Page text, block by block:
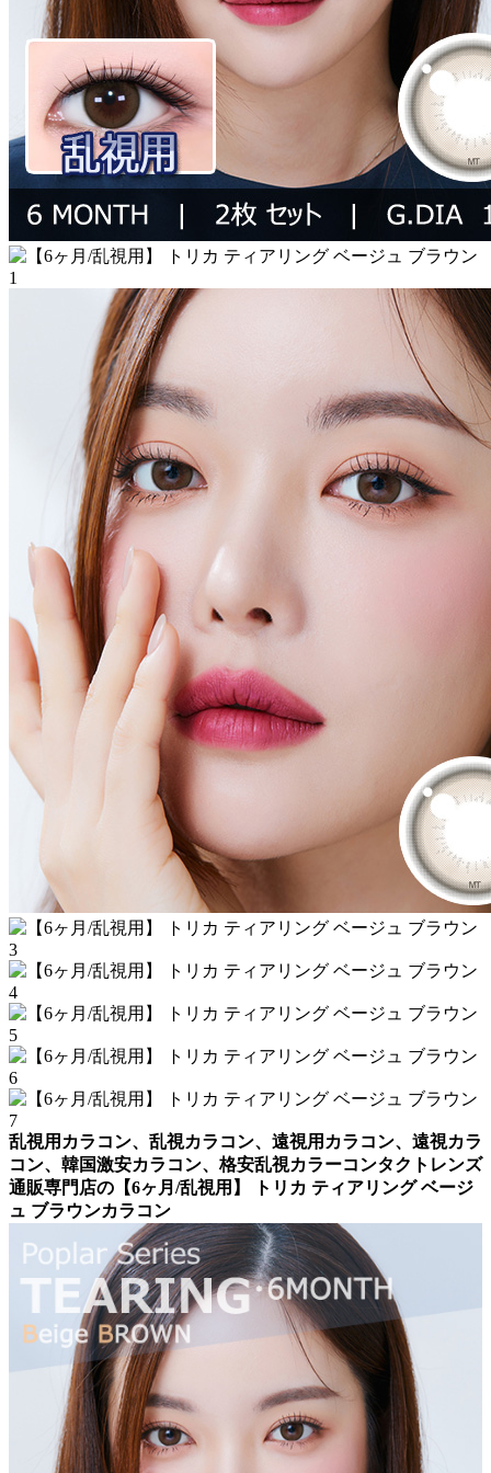
乱視用カラコン、乱視カラコン、遠視用カラコン、遠視カラ
コン、韓国激安カラコン、格安乱視カラーコンタクトレンズ
通販専門店の【6ヶ月/乱視用】 トリカ ティアリング ベージ
ュ ブラウンカラコン